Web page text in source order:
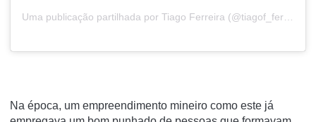
Na época, um empreendimento mineiro como este já